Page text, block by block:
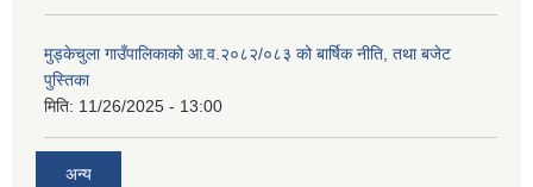
मुड्केचुला गाउँपालिकाको आ.व.२०८२/०८३ को बार्षिक नीति, तथा बजेट
पुस्तिका
मिति: 11/26/2025 - 13:00
अन्य